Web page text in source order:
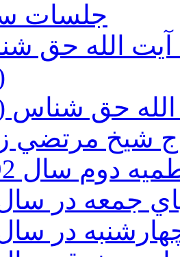
جلسات
92 - حسينيه آيت الله
دوم سال 1392
جمعه در سال
در سال